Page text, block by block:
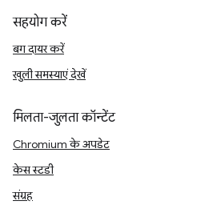
सहयोग करें
बग दायर करें
खुली समस्याएं देखें
मिलता-जुलता कॉन्टेंट
Chromium के अपडेट
केस स्टडी
संग्रह